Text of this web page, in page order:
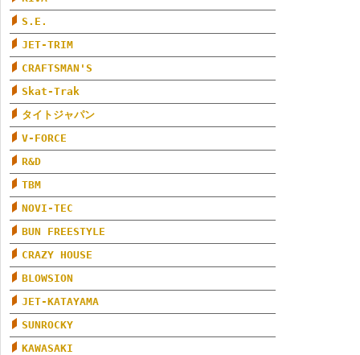
S.E.
JET-TRIM
CRAFTSMAN'S
Skat-Trak
タイトジャパン
V-FORCE
R&D
TBM
NOVI-TEC
BUN FREESTYLE
CRAZY HOUSE
BLOWSION
JET-KATAYAMA
SUNROCKY
KAWASAKI